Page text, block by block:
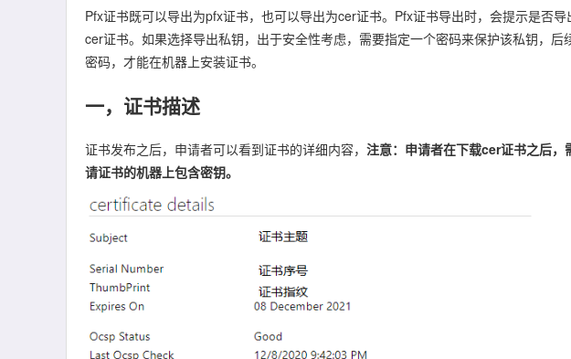
Pfx证书既可以导出为pfx证书，也可以导出为cer证书。Pfx证书导出时，会提示是否
cer证书。如果选择导出私钥，出于安全性考虑，需要指定一个密码来保护该私钥，
密码，才能在机器上安装证书。
一，证书描述
证书发布之后，申请者可以看到证书的详细内容， 注意：申请者在下载cer证书之后
请证书的机器上包含密钥。